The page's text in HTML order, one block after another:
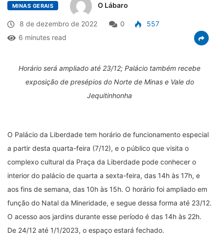
MINAS GERAIS O Lábaro
8 de dezembro de 2022 0
557
6 minutes read
Horário será ampliado até 23/12; Palácio também recebe
exposição de presépios do Norte de Minas e Vale do
Jequitinhonha
O Palácio da Liberdade tem horário de funcionamento especial
a partir desta quarta-feira (7/12), e o público que visita o
complexo cultural da Praça da Liberdade pode conhecer o
interior do palácio de quarta a sexta-feira, das 14h às 17h, e
aos fins de semana, das 10h às 15h. O horário foi ampliado em
função do Natal da Mineridade, e segue dessa forma até 23/12.
O acesso aos jardins durante esse período é das 14h às 22h.
De 24/12 até 1/1/2023, o espaço estará fechado.